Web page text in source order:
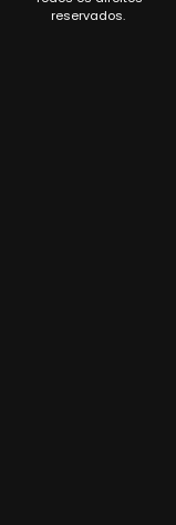
reservados.